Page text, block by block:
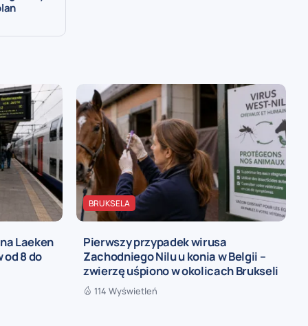
Laeken
od 8 do
BRUKSELA
Pierwszy przypadek wirusa
Zachodniego Nilu u konia w Belgii –
zwierzę uśpiono w okolicach Brukseli
114 Wyświetleń